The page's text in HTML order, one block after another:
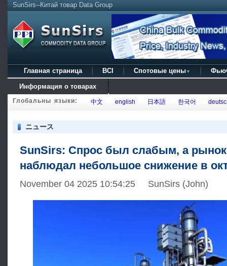
SunSirs--Китай товар Data Group
Главная страница BCI Спотовые цены ▼
Информация о товарах
Глобальны языки: 中文 english 日本語 한국어
ニュース
SunSirs: Спрос был слабым, а рынок
наблюдал небольшое снижение в
November 04 2025 10:54:25 SunSirs (John)